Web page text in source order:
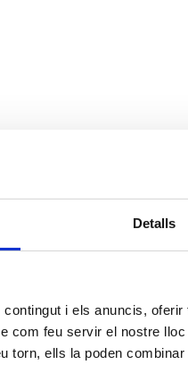
Detalls
i els anuncis,
com feu servir el nostre
torn, ells la poden